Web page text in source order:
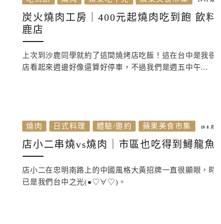
炭火燒肉工房｜400元起燒肉吃到飽 飲
鹿店
上次到沙鹿同學就約了這間燒烤店吃飯！這在台中是我
店看起來週邊好像還算好停車，不過我們是週五中午...
燒肉 日式料理 體驗/邀約 蘋果美食市集 19 8 月,
店小二串燒vs燒肉｜市區也吃得到鱘龍
店小二在忠明南路上的中國風格大黃招牌一直很顯眼，
已是我們台中之光(●♡∀♡)。